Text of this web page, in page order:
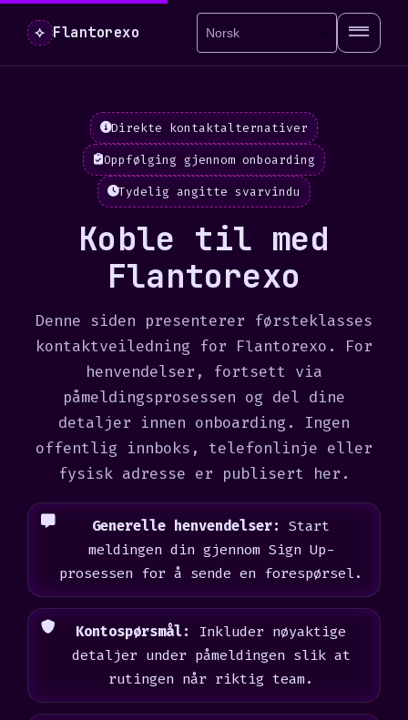
⟡ Flantorexo
Direkte kontaktalternativer
Oppfølging gjennom onboarding
Tydelig angitte svarvindu
Koble til med
Flantorexo
Denne siden presenterer førsteklasses
kontaktveiledning for Flantorexo. For
henvendelser, fortsett via
påmeldingsprosessen og del dine
detaljer innen onboarding. Ingen
offentlig innboks, telefonlinje eller
fysisk adresse er publisert her.
Generelle henvendelser: Start
meldingen din gjennom Sign Up-
prosessen for å sende en forespørsel.
Kontospørsmål:
Inkluder nøyaktige
detaljer under påmeldingen slik at
rutingen når riktig team.